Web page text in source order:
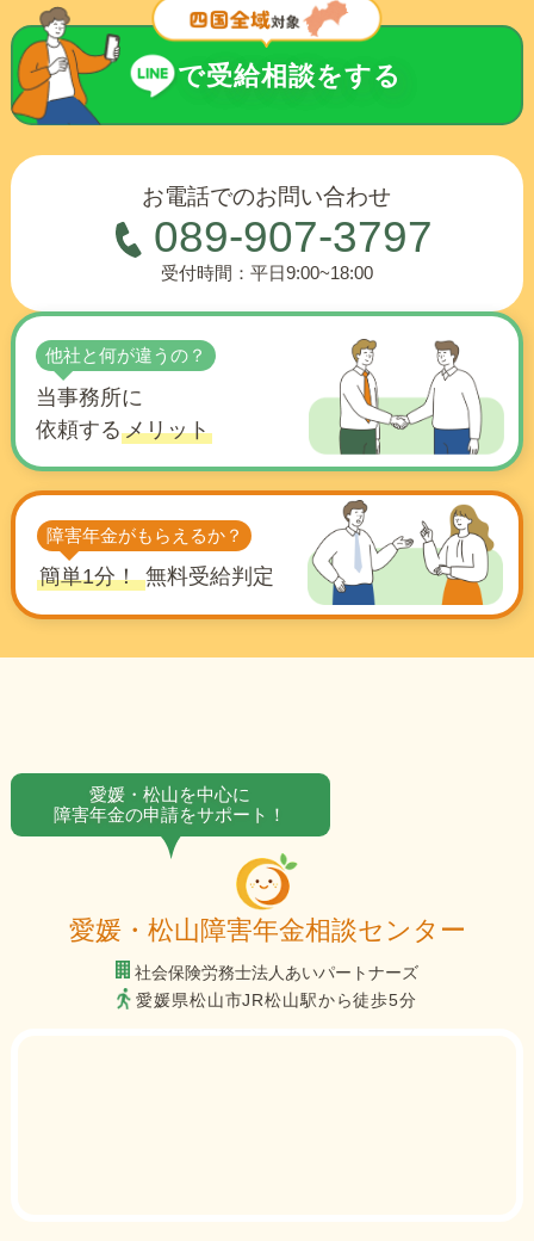
で受給相談をする
お電話でのお問い合わせ
089-907-3797
受付時間：平日9:00~18:00
他社と何が違うの？
当事務所に
依頼するメリット
障害年金がもらえるか？
簡単1分！無料受給判定
愛媛・松山を中心に
障害年金の申請をサポート！
愛媛・松山障害年金相談センター
社会保険労務士法人あいパートナーズ
愛媛県松山市JR松山駅から徒歩5分